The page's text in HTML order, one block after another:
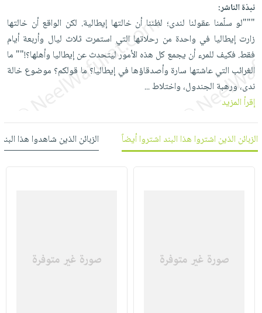
الشعر
العناية
بالجسم
العناية
بالأسنان
الحمية
والتغذية
الطهي
أدوات
الخبز
أدوات
المائدة
الأوعية
أدوات
المطبخ
الهدايا
أقسام
الأكثر
مبيعاً
العودة
للمدارس
اكسسوارات
كتب
حلي
شحن
مجاني
بنود
اشتراكات
كلبحث
متقدم
عن
حسابك
نبذة الناشر:
"""لو سلّمنا عقولنا لندى؛ لظننا أن خالتها إيطالية. لكن الواقع أن خالتها
زارت إيطاليا في واحدة من رحلاتها التي استمرت ثلاث ليال وأربعة أيام
فقط. فكيف للمرء أن يجمع كل هذه الأمور ليتحدث عن إيطاليا وأهلها؟!"" ما
الغرائب التي عاشتها سارة وأصدقاؤها في إيطاليا؟ ما قولكم؟ موضوع خالة
ندى، ورهبة الجندول، واختلاط...
إقرأ المزيد
الزبائن الذين اشتروا هذا البند اشتروا أيضاً الزبائن الذين شاهدوا هذا